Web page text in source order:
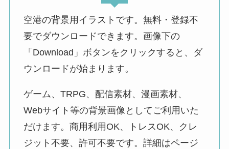
空港の背景用イラストです。無料・登録不
要でダウンロードできます。画像下の
「Download」ボタンをクリックすると、ダ
ウンロードが始まります。
ゲーム、TRPG、配信素材、漫画素材、
Webサイト等の背景画像としてご利用いた
だけます。商用利用OK、トレスOK、クレ
ジット不要、許可不要です。詳細はページ